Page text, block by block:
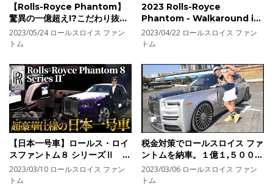
【Rolls-Royce Phantom】
驚異の一億超え!?こだわり抜か
れたフルカスタムのファントム
をご紹介!!
2023/05/24 ロールスロイス ファン
トム
2023 Rolls-Royce
Phantom - Walkaround in
4k HDR
2023/04/22 ロールスロイス ファン
トム
【日本一号車】ロールス・ロイ
スファントム８ シリーズⅡ ギ
ャラリーエグゼ
2023/03/10 ロールスロイス ファン
トム
税金対策でロールスロイス ファ
ントムを納車。１億１,５００万
円。
2023/03/06 ロールスロイス ファン
トム